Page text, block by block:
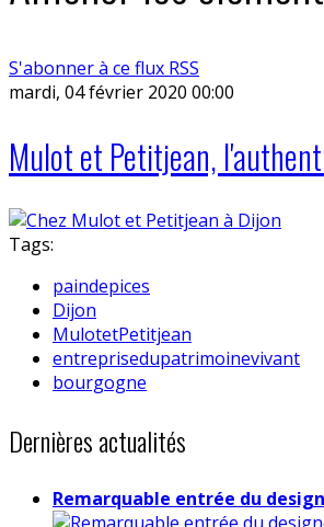
S'abonner à ce flux RSS
mardi, 04 février 2020 00:00
Mulot et Petitjean,
Tags:
paindepices
Dijon
MulotetPetitjean
entreprisedupatrimoinevivant
bourgogne
Dernières actualités
Remarquable entrée du